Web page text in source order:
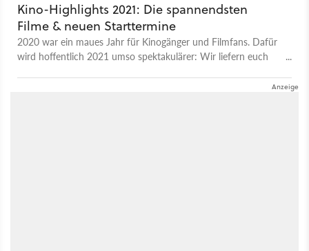
Kino-Highlights 2021: Die spannendsten
Filme & neuen Starttermine
2020 war ein maues Jahr für Kinogänger und Filmfans. Dafür
wird hoffentlich 2021 umso spektakulärer: Wir liefern euch